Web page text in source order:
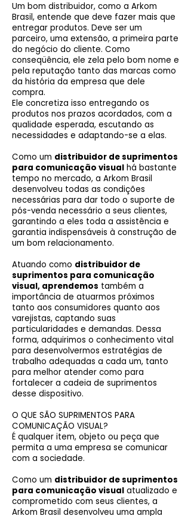
Um bom distribuidor, como a Arkom
Brasil, entende que deve fazer mais que
entregar produtos. Deve ser um
parceiro, uma extensão, a primeira parte
do negócio do cliente. Como
conseqüência, ele zela pelo bom nome e
pela reputação tanto das marcas como
da história da empresa que dele
compra.
Ele concretiza isso entregando os
produtos nos prazos acordados, com a
qualidade esperada, escutando as
necessidades e adaptando-se a elas.
Como um distribuidor de suprimentos
para comunicação visual há bastante
tempo no mercado, a Arkom Brasil
desenvolveu todas as condições
necessárias para dar todo o suporte de
pós-venda necessário a seus clientes,
garantindo a eles toda a assistência e
garantia indispensáveis à construção de
um bom relacionamento.
Atuando como distribuidor de
suprimentos para comunicação
visual, aprendemos também a
importância de atuarmos próximos
tanto aos consumidores quanto aos
varejistas, captando suas
particularidades e demandas. Dessa
forma, adquirimos o conhecimento vital
para desenvolvermos estratégias de
trabalho adequadas a cada um, tanto
para melhor atender como para
fortalecer a cadeia de suprimentos
desse dispositivo.
O QUE SÃO SUPRIMENTOS PARA
COMUNICAÇÃO VISUAL?
É qualquer item, objeto ou peça que
permita a uma empresa se comunicar
com a sociedade.
Como um distribuidor de suprimentos
para comunicação visual atualizado e
comprometido com seus clientes, a
Arkom Brasil desenvolveu uma ampla